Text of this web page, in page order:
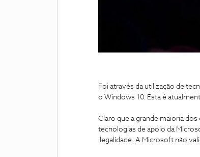
Foi através da utilização de
o Windows 10. Esta é
Claro que a grande maioria
tecnologias de apoio da
ilegalidade. A Microsoft não